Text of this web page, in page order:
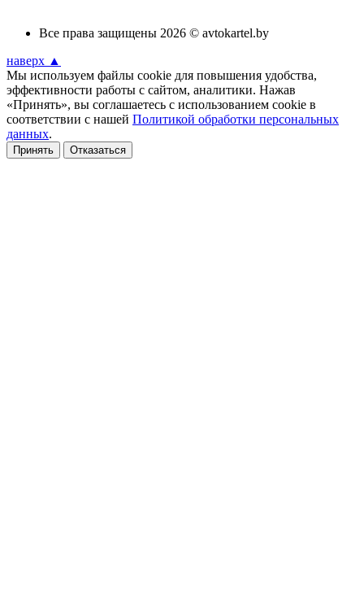
Все права защищены 2026 © avtokartel.by
наверх ▲
Мы используем файлы cookie для повышения удобства,
эффективности работы с сайтом, аналитики. Нажав
«Принять», вы соглашаетесь с использованием cookie в
соответствии с нашей Политикой обработки персональных
данных.
Принять Отказаться